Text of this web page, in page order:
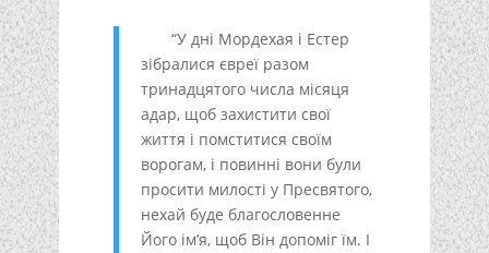
“У дні Мордехая і Естер
зібралися євреї разом
тринадцятого числа місяця
адар, щоб захистити свої
життя і помститися своїм
ворогам, і повинні вони були
просити милості у Пресвятого,
нехай буде благословенне
Його ім’я, щоб Він допоміг їм. І